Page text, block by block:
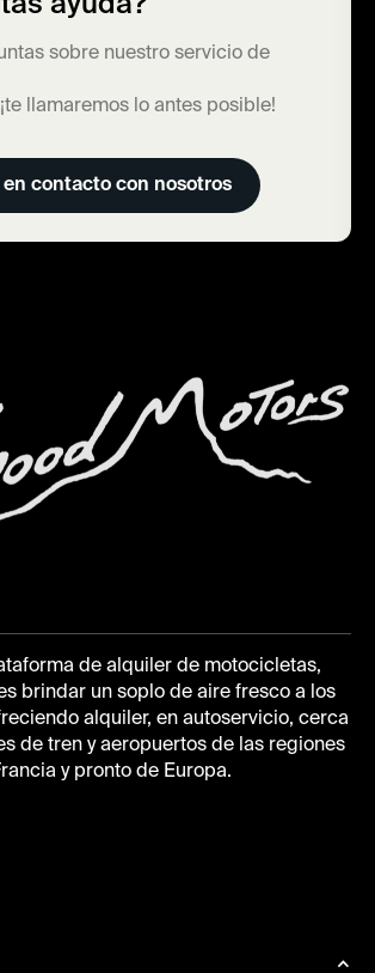
sobre nuestro servicio de
llamaremos lo antes posible!
en contacto con nosotros
de alquiler de motocicletas,
brindar un soplo de aire fresco a los
alquiler, en autoservicio, cerca
de tren y aeropuertos de las regiones
y pronto de Europa.